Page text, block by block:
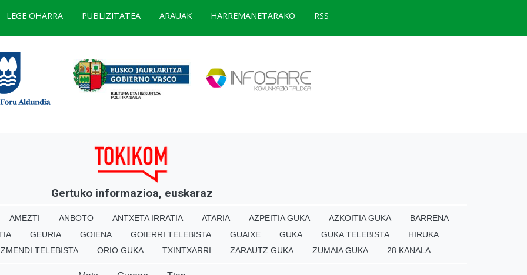
LEGE OHARRA PUBLIZITATEA ARAUAK HARREMANETARAKO RSS
Gertuko informazioa, euskaraz
AMEZTI ANBOTO ANTXETA IRRATIA ATARIA AZPEITIA GUKA AZKOITIA GUKA
BARRENA
GEURIA GOIENA GOIERRI TELEBISTA GUAIXE GUKA GUKA TELEBISTA
HIRUKA
TELEBISTA ORIO GUKA TXINTXARRI ZARAUTZ GUKA ZUMAIA GUKA 28 KANALA